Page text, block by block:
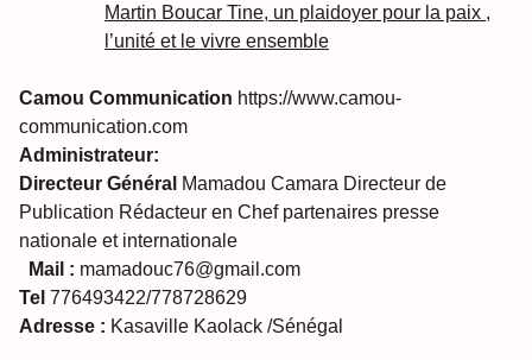
Martin Boucar Tine, un plaidoyer pour la paix ,
l’unité et le vivre ensemble
Camou Communication https://www.camou-
communication.com
Administrateur:
Directeur Général Mamadou Camara Directeur de
Publication Rédacteur en Chef partenaires presse
nationale et internationale
Mail : mamadouc76@gmail.com
Tel 776493422/778728629
Adresse : Kasaville Kaolack /Sénégal